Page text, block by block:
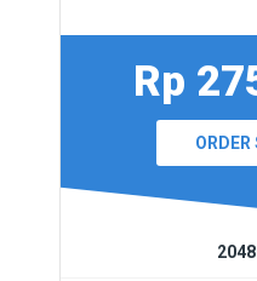
Rp
ORDER